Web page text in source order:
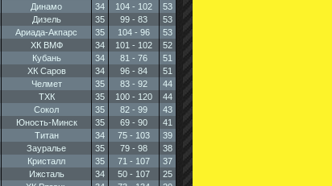
Динамо 34 104 - 102
53
Дизель 35 99 - 83
53
Ариада-Акпарс 35 104 - 96
53
ХК ВМФ 34 101 - 102
52
Кубань 34 81 - 76
51
ХК Саров 34 96 - 84
51
Челмет 35 83 - 92
44
ТХК 35 100 - 120
44
Сокол 35 82 - 99
43
Юность-Минск 35 69 - 90
41
Титан 34 75 - 103
39
Зауралье 35 79 - 98
38
Кристалл 35 71 - 107
37
Ижсталь 34 50 - 107
25